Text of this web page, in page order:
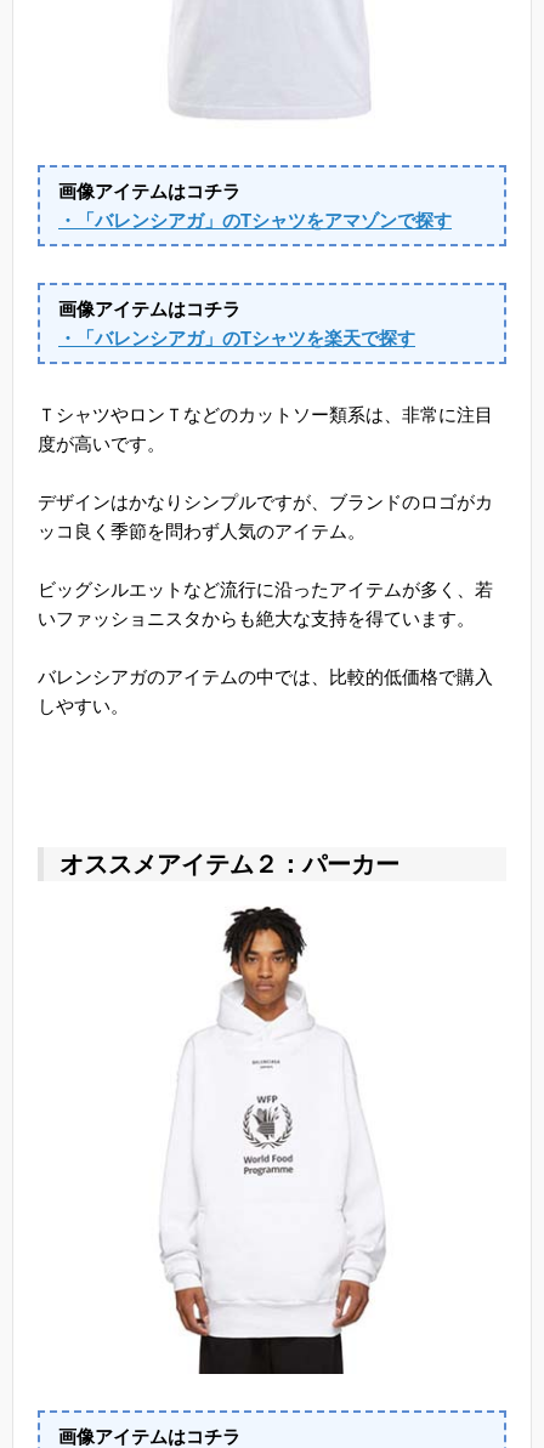
画像アイテムはコチラ
・「バレンシアガ」のTシャツをアマゾンで探す
画像アイテムはコチラ
・「バレンシアガ」のTシャツを楽天で探す
ＴシャツやロンＴなどのカットソー類系は、非常に注目
度が高いです。
デザインはかなりシンプルですが、ブランドのロゴがカ
ッコ良く季節を問わず人気のアイテム。
ビッグシルエットなど流行に沿ったアイテムが多く、若
いファッショニスタからも絶大な支持を得ています。
バレンシアガのアイテムの中では、比較的低価格で購入
しやすい。
オススメアイテム２：パーカー
画像アイテムはコチラ